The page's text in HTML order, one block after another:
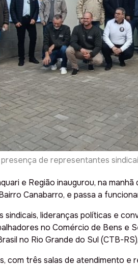
de representantes
e Região inaugurou, na
Canabarro, e passa a
lideranças políticas e
no Comércio de Bens e
no Rio Grande do Sul (CTB-
com três salas de atendimento